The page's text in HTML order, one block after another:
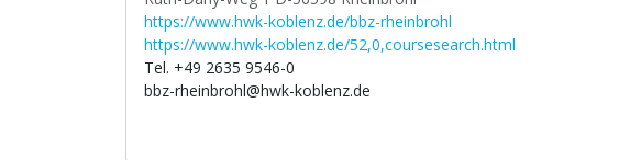
https://www.hwk-koblenz.de/bbz-rheinbrohl
https://www.hwk-koblenz.de/52,0,coursesearch.html
Tel. +49 2635 9546-0
bbz-rheinbrohl@hwk-koblenz.de